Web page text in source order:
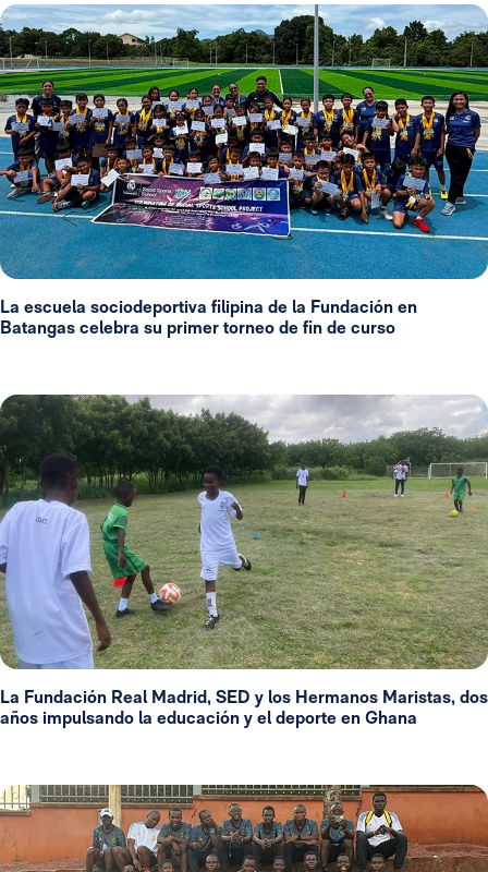
La escuela sociodeportiva filipina de la Fundación en
Batangas celebra su primer torneo de fin de curso
La Fundación Real Madrid, SED y los Hermanos Maristas, dos
años impulsando la educación y el deporte en Ghana